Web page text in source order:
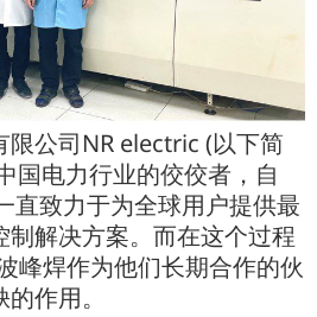
公司NR electric (以下简
国电力行业的佼佼者，自
直致力于为全球用户提供最
解决方案。而在这个过程
峰焊作为他们长期合作的伙
作用。